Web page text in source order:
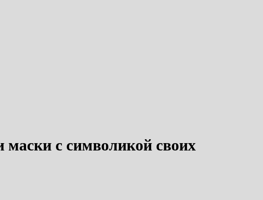
с символикой своих